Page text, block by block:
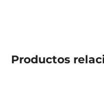
Productos